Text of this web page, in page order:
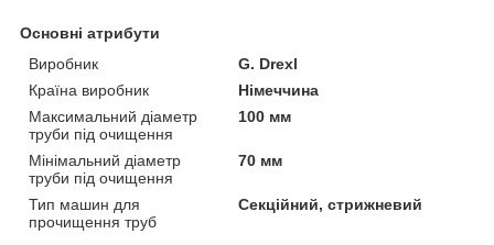
Основні атрибути
Виробник
G. Drexl
Країна виробник
Німеччина
Максимальний діаметр
труби під очищення
100 мм
Мінімальний діаметр
труби під очищення
70 мм
Тип машин для
прочищення труб
Секційний, стрижневий